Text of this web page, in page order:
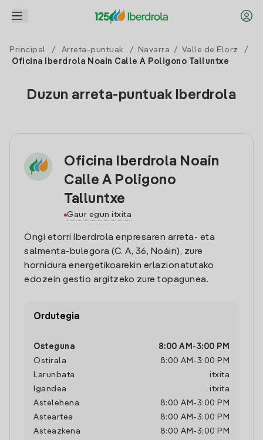
Principal / Arreta-puntuak / Navarra / Valle de Elorz
/
Oficina Iberdrola Noain Calle A Poligono Talluntxe
Duzun arreta-puntuak Iberdrola
Oficina Iberdrola Noain
Calle A Poligono
Talluntxe
Gaur egun itxita
Ongi etorri Iberdrola enpresaren arreta- eta
salmenta-bulegora (C. A, 36, Noáin), zure
hornidura energetikoarekin erlazionatutako
edozein gestio argitzeko zure topagunea.
Ordutegia
Osteguna 8:00 AM -3:00 PM
Ostirala
8:00 AM -3:00 PM
Larunbata
itxita
Igandea
itxita
Astelehena
8:00 AM -3:00 PM
Asteartea
8:00 AM -3:00 PM
Asteazkena
8:00 AM -3:00 PM